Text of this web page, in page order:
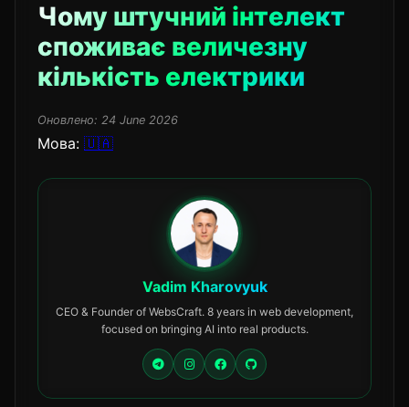
Чому штучний інтелект
споживає величезну
кількість електрики
Оновлено: 24 June 2026
Мова: 🇺🇦
Vadim Kharovyuk
CEO & Founder of WebsCraft. 8 years in web development,
focused on bringing AI into real products.